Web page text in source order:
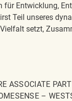
für Entwicklung,
Teil unseres
setzt,
Associate Part Time
ASSOCIATE
–